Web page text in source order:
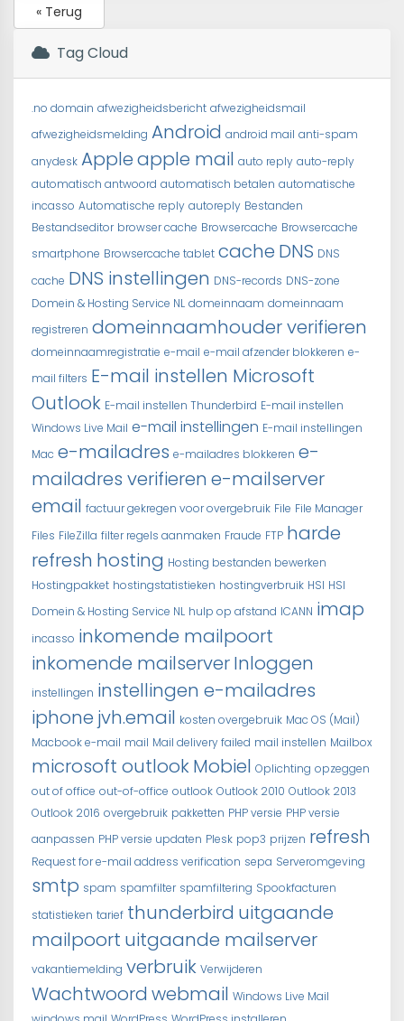
« Terug
Tag Cloud
.no domain afwezigheidsbericht afwezigheidsmail
afwezigheidsmelding Android android mail anti-spam
anydesk Appleapple mail auto reply auto-reply
automatisch antwoord automatisch betalen automatische
incasso Automatische reply autoreply Bestanden
Bestandseditor browser cache Browsercache Browsercache
smartphone Browsercache tablet cache DNS DNS
cache DNS instellingen DNS-records DNS-zone
Domein & Hosting Service NL domeinnaam domeinnaam
registreren domeinnaamhouder verifieren
domeinnaamregistratie e-mail e-mail afzender blokkeren e-
mail filters E-mail instellen Microsoft
Outlook E-mail instellen Thunderbird E-mail instellen
Windows Live Mail e-mail instellingen E-mail instellingen
Mac e-mailadres e-mailadres blokkeren e-
mailadres verifieren e-mailserver
email factuur gekregen voor overgebruik File File Manager
Files FileZilla filter regels aanmaken Fraude FTP harde
refresh hosting Hosting bestanden bewerken
Hostingpakket hostingstatistieken hostingverbruik HSI HSI
Domein & Hosting Service NL hulp op afstand ICANN imap
incasso inkomende mailpoort
inkomende mailserverInloggen
instellingen instellingen e-mailadres
iphone jvh.email kosten overgebruik Mac OS (Mail)
Macbook e-mail mail Mail delivery failed mail instellen Mailbox
microsoft outlookMobiel Oplichting opzeggen
out of office out-of-office outlook Outlook 2010 Outlook 2013
Outlook 2016 overgebruik pakketten PHP versie PHP versie
aanpassen PHP versie updaten Plesk pop3 prijzen refresh
Request for e-mail address verification sepa Serveromgeving
smtp spam spamfilter spamfiltering Spookfacturen
statistieken tarief thunderbird uitgaande
mailpoort uitgaande mailserver
vakantiemelding verbruik Verwijderen
Wachtwoord webmail Windows Live Mail